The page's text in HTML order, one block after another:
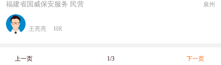
福建省国威保安服务 民营 泉州
王亮亮 HR
上一页 1/3 下一页